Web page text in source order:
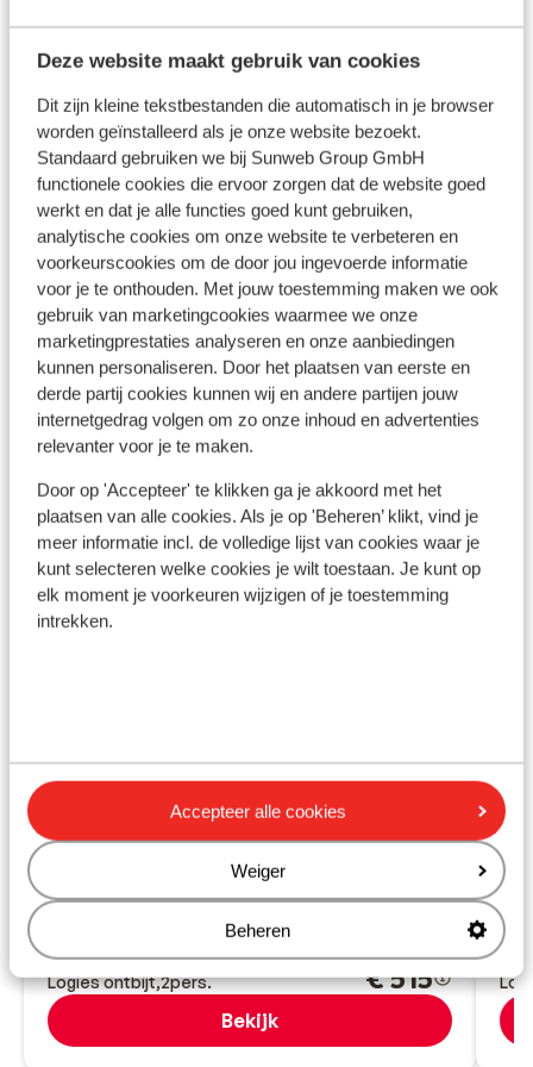
Deze website maakt gebruik van cookies
Dit zijn kleine tekstbestanden die automatisch in je browser
worden geïnstalleerd als je onze website bezoekt.
Standaard gebruiken we bij Sunweb Group GmbH
functionele cookies die ervoor zorgen dat de website goed
werkt en dat je alle functies goed kunt gebruiken,
analytische cookies om onze website te verbeteren en
voorkeurscookies om de door jou ingevoerde informatie
voor je te onthouden. Met jouw toestemming maken we ook
gebruik van marketingcookies waarmee we onze
marketingprestaties analyseren en onze aanbiedingen
kunnen personaliseren. Door het plaatsen van eerste en
derde partij cookies kunnen wij en andere partijen jouw
internetgedrag volgen om zo onze inhoud en advertenties
relevanter voor je te maken.
Door op 'Accepteer' te klikken ga je akkoord met het
plaatsen van alle cookies. Als je op 'Beheren’ klikt, vind je
meer informatie incl. de volledige lijst van cookies waar je
kunt selecteren welke cookies je wilt toestaan. Je kunt op
elk moment je voorkeuren wijzigen of je toestemming
intrekken.
Accepteer alle cookies
Weiger
Beheren
Bekijk op kaart
In de buurt
Strand: 600 m
Centrum: 500 m
Bushalte: 300 m
Ook interessant voor jou
Suites & Villas by Dunas
Gran Canaria Spanje
4 zwembaden en een leuke splashpool voor
Animatie voor jong en oud
Rustig gelegen nabij de duinen van Maspalomas
Do 10 Dec. - Di 15 Dec.
Logies ontbijt 2pers. € 515
Bekijk